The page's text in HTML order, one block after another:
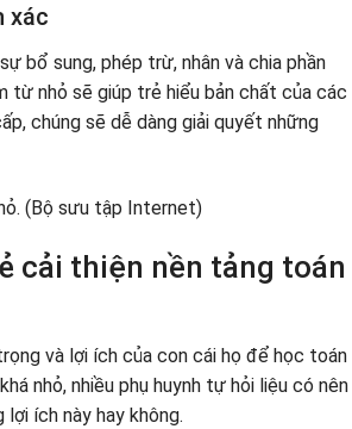
xác
bổ sung, phép trừ, nhân và chia phần
từ nhỏ sẽ giúp trẻ hiểu bản chất của các
chúng sẽ dễ dàng giải quyết những
cải thiện nền tảng toán
và lợi ích của con cái họ để học toán
nhỏ, nhiều phụ huynh tự hỏi liệu có nên
ích này hay không.